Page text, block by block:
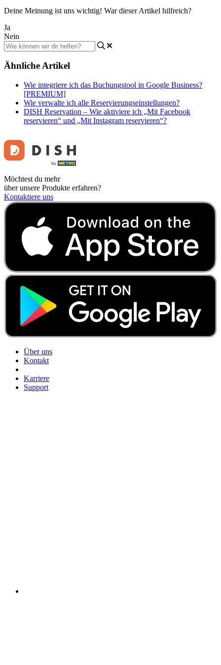
Deine Meinung ist uns wichtig! War dieser Artikel hilfreich?
Ja
Nein
Ähnliche Artikel
Wie integriere ich das Buchungstool in Google Business?
[PREMIUM]
Wie verwalte ich alle Reservierungseinstellungen?
DISH Reservation – Wie aktiviere ich „Mit Facebook
reservieren“ und „Mit Instagram reservieren“?
Möchtest du mehr
über unsere Produkte erfahren?
Kontaktiere uns
Über uns
Kontakt
Karriere
Support